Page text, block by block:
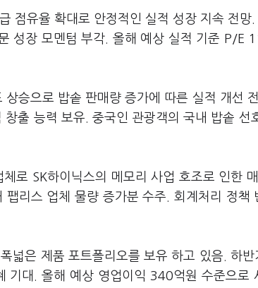
점유율 확대로 안정적인 실적 성장 지속 전망.
성장 모멘텀 부각. 올해 예상 실적 기준 P/E
승으로 밥솥 판매량 증가에 따른 실적 개선
출 능력 보유. 중국인 관광객의 국내 밥솥 선
로 SK하이닉스의 메모리 사업 호조로 인한 매
리스 업체 물량 증가분 수주. 회계처리 정책
넓은 제품 포트폴리오를 보유 하고 있음. 하반
기대. 올해 예상 영업이익 340억원 수준으로